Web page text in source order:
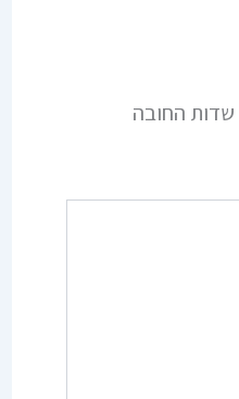
שדות החובה